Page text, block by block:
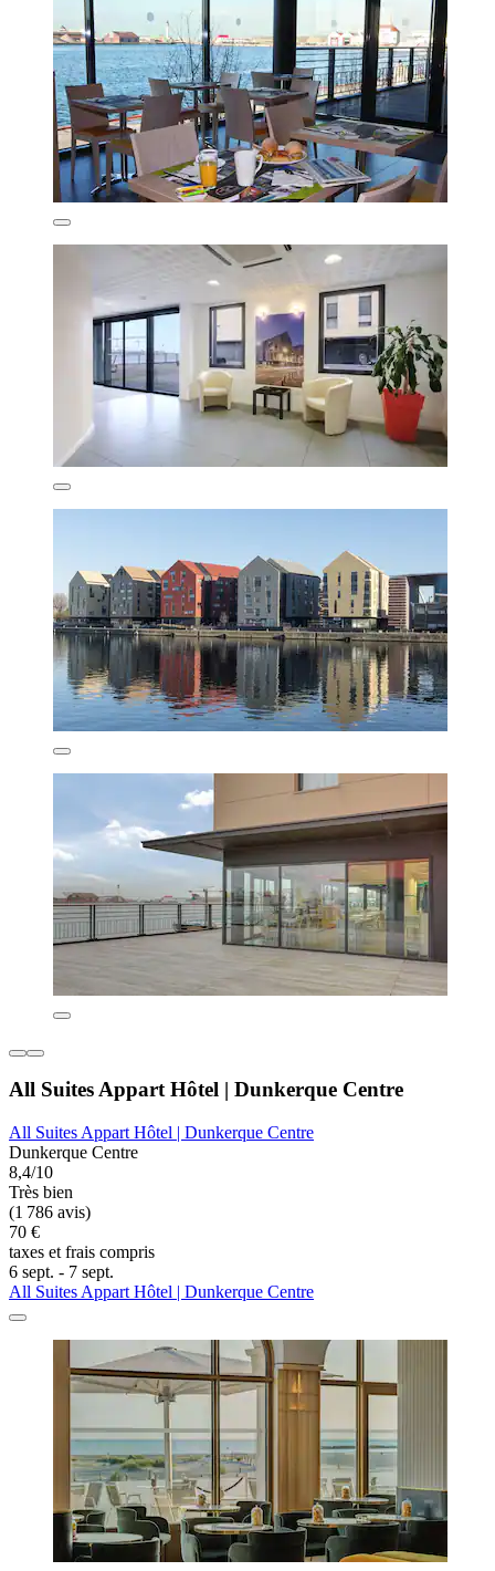
All Suites Appart Hôtel | Dunkerque Centre
All Suites Appart Hôtel | Dunkerque Centre
Dunkerque Centre
8,4/10
Très bien
(1 786 avis)
70 €
taxes et frais compris
6 sept. - 7 sept.
All Suites Appart Hôtel | Dunkerque Centre